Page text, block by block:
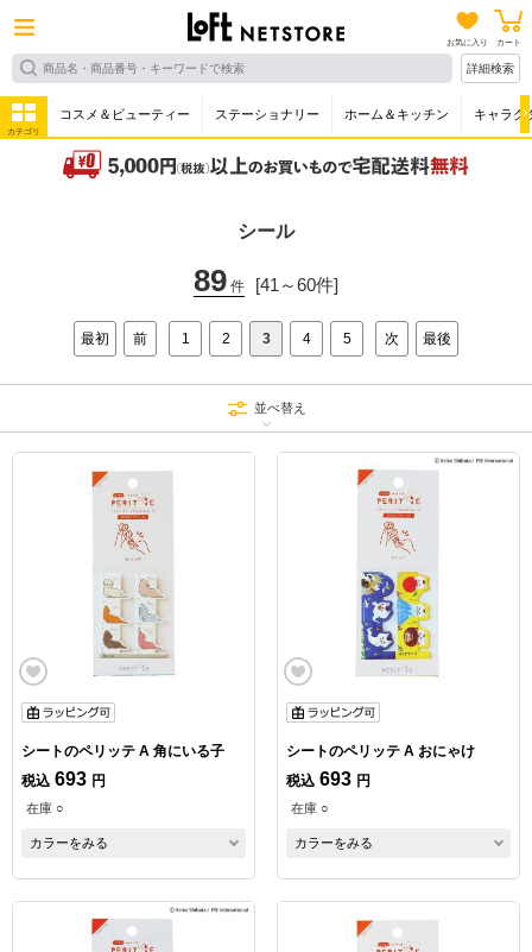
お気に入り カート
詳細検索
カテゴリ
コスメ＆ビューティー ステーショナリー ホーム＆キッチン キャラク
シール
89 件 [41～60件]
最初 前 1 2 3 4 5 次 最後
並べ替え
シートのペリッテ A 角にいる子
税込 693 円
在庫 ○
カラーをみる
シートのペリッテ A おにゃけ
税込 693 円
在庫 ○
カラーをみる